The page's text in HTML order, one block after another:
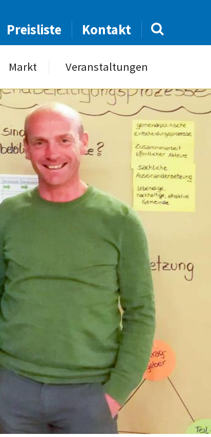
Preisliste Kontakt
Markt Veranstaltungen